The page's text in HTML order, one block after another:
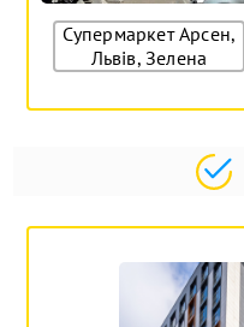
Супермаркет Арсен,
Львів, Зелена